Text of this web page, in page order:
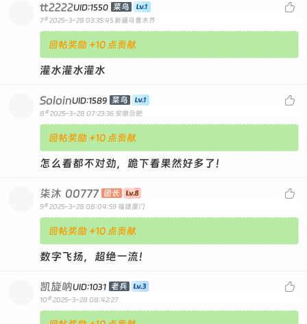

tt2222UID:1550 菜鸟
7# 2025-3-28 03:35:45 新疆乌鲁木齐
回帖奖励 +10 点贡献
灌水灌水灌水

SoloinUID:1589 菜鸟
8 # 2025-3-28 07:23:36 安徽合肥
回帖奖励 +10 点贡献
怎么看都不对劲，跪下看果然好多了！

柒沐 00777 团长
9# 2025-3-28 08:04:59 福建厦门
回帖奖励 +10 点贡献
数字飞扬，超绝一流！

凯旋呐UID:1031 老兵
10 # 2025-3-28 08:42:27